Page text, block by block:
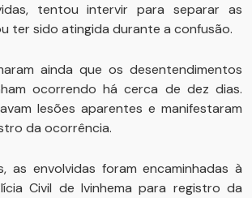
tentou intervir para separar as
ter sido atingida durante a confusão.
ainda que os desentendimentos
ocorrendo há cerca de dez dias.
lesões aparentes e manifestaram
da ocorrência.
as envolvidas foram encaminhadas à
Civil de Ivinhema para registro da